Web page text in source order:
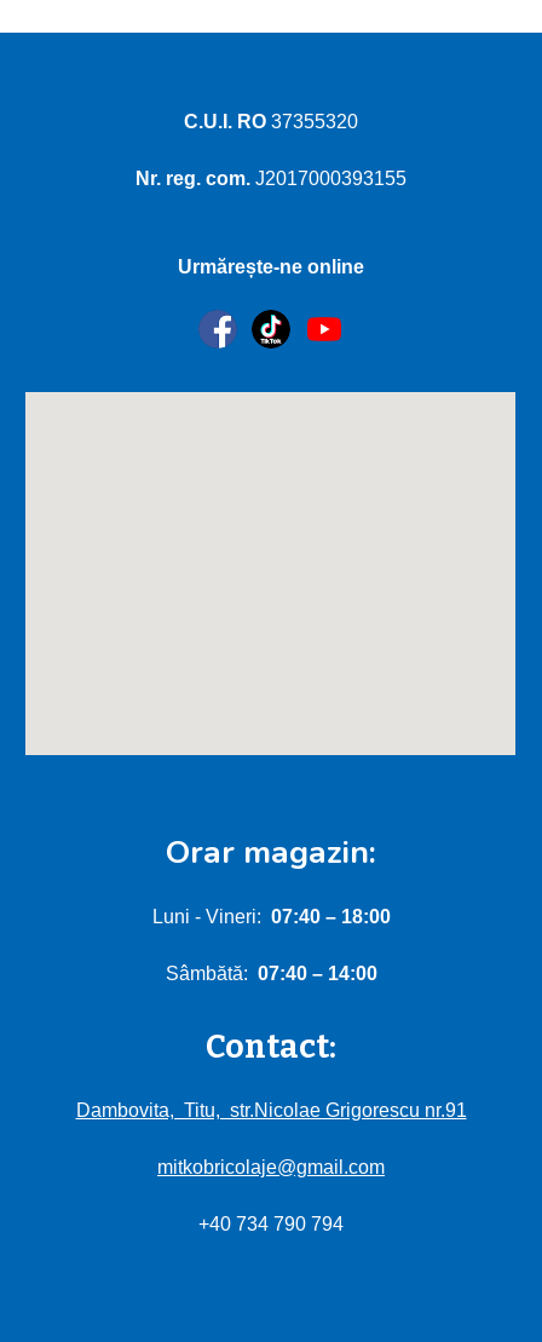
C.U.I. RO 37355320
Nr. reg. com. J2017000393155
Urmărește-ne online
Orar magazin:
Luni - Vineri: 07:40– 18:00
Sâmbătă: 07:40 – 14:00
Contact:
Dambovita, Titu, str.Nicolae Grigorescu nr.91
mitkobricolaje@gmail.com
+40 734 790 794